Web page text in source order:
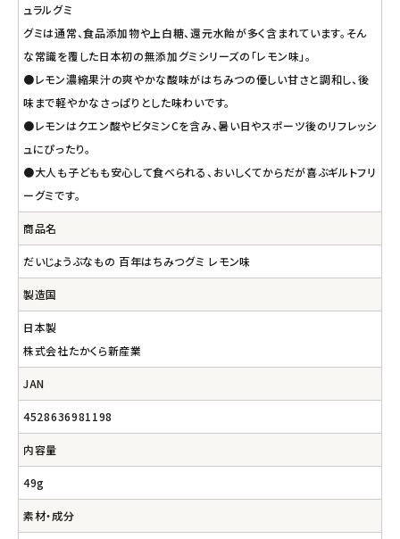
ュラルグミ
グミは通常、食品添加物や上白糖、還元水飴が多く含まれています。そん
な常識を覆した日本初の無添加グミシリーズの「レモン味」。
●レモン濃縮果汁の爽やかな酸味がはちみつの優しい甘さと調和し、後
味まで軽やかなさっぱりとした味わいです。
●レモンはクエン酸やビタミンCを含み、暑い日やスポーツ後のリフレッシ
ュにぴったり。
●大人も子どもも安心して食べられる、おいしくてからだが喜ぶギルトフリ
ーグミです。
商品名
だいじょうぶなもの 百年はちみつグミ レモン味
製造国
日本製
株式会社たかくら新産業
JAN
4528636981198
内容量
49g
素材・成分